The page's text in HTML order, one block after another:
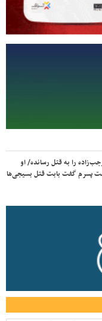
را به قتل رسانده/ او
پسرم گفت بابت قتل بسیجی‌ها